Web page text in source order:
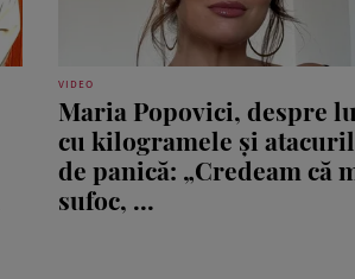
VIDEO
Maria Popovici, despre
cu kilogramele și
de panică: „Credeam că
sufoc, ...